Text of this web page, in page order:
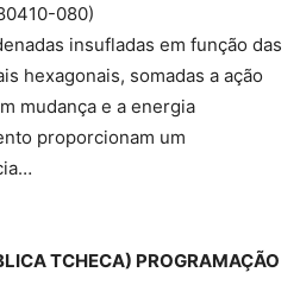
080)
insufladas em função das
hexagonais, somadas a ação
mudança e a energia
proporcionam um
TCHECA) PROGRAMAÇÃO